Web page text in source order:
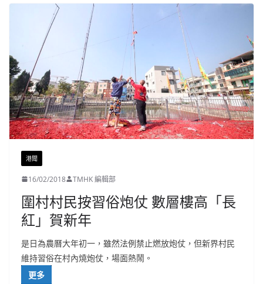
港聞
16/02/2018 TMHK 編輯部
圍村村民按習俗炮仗 數層樓高「長
紅」賀新年
是日為農曆大年初一，雖然法例禁止燃放炮仗，但新界村民
維持習俗在村內燒炮仗，場面熱鬧。
更多